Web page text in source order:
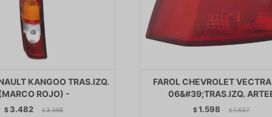
KANGOO TRAS.IZQ.
ROJO) -
$ 3.482 $ 3.568
FAROL CHEVROLET
06&#39;TRAS.IZQ.
$1.598 $ 1.637